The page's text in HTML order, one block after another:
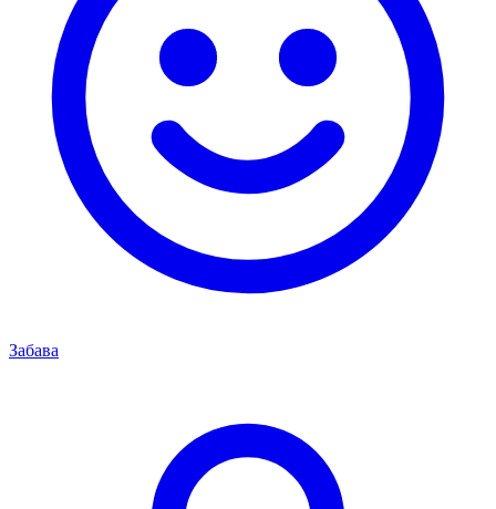
Забава